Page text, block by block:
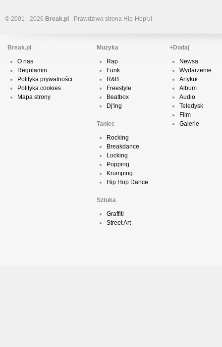
© 2001 - 2026 Break.pl - Prawdziwa strona Hip-Hop'u!
Break.pl
O nas
Regulamin
Polityka prywatności
Polityka cookies
Mapa strony
Muzyka
Rap
Funk
R&B
Freestyle
Beatbox
Dj'ing
Taniec
Rocking
Breakdance
Locking
Popping
Krumping
Hip Hop Dance
Sztuka
Graffiti
Street Art
+Dodaj
Newsa
Wydarzenie
Artykuł
Album
Audio
Teledysk
Film
Galerie